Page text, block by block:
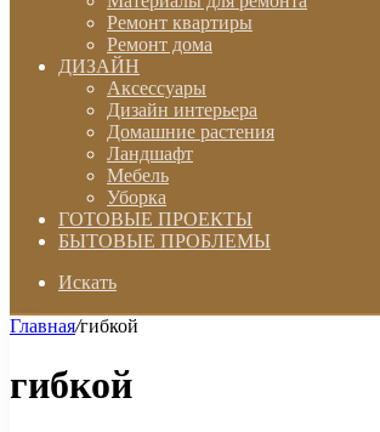
Ремонт квартиры
Ремонт дома
ДИЗАЙН
Аксессуары
Дизайн интерьера
Домашние растения
Ландшафт
Мебель
Уборка
ГОТОВЫЕ ПРОЕКТЫ
БЫТОВЫЕ ПРОБЛЕМЫ
Искать
Главная/гибкой
гибкой